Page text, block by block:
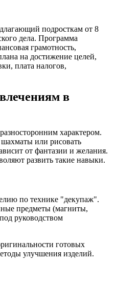
подросткам от 8
дела. Программа
грамотность,
на достижение целей,
плата налогов,
в
характером.
шахматы или рисовать
от фантазии и желания.
развить такие навыки.
по технике "декупаж".
предметы (магниты,
руководством
готовых
улучшения изделий.